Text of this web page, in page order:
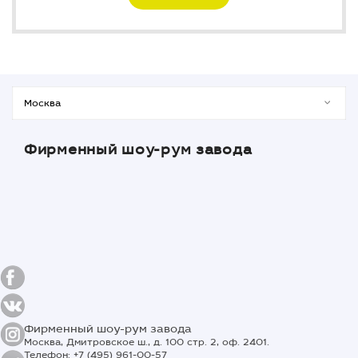
Фирменный шоу-рум завода
Фирменный шоу-рум завода
Москва, Дмитровское ш., д. 100 стр. 2, оф. 2401.
Телефон: +7 (495) 961-00-57